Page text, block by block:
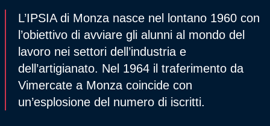
L’IPSIA di Monza nasce nel lontano 1960 con
l’obiettivo di avviare gli alunni al mondo del
lavoro nei settori dell’industria e
dell’artigianato. Nel 1964 il traferimento da
Vimercate a Monza coincide con
un’esplosione del numero di iscritti.